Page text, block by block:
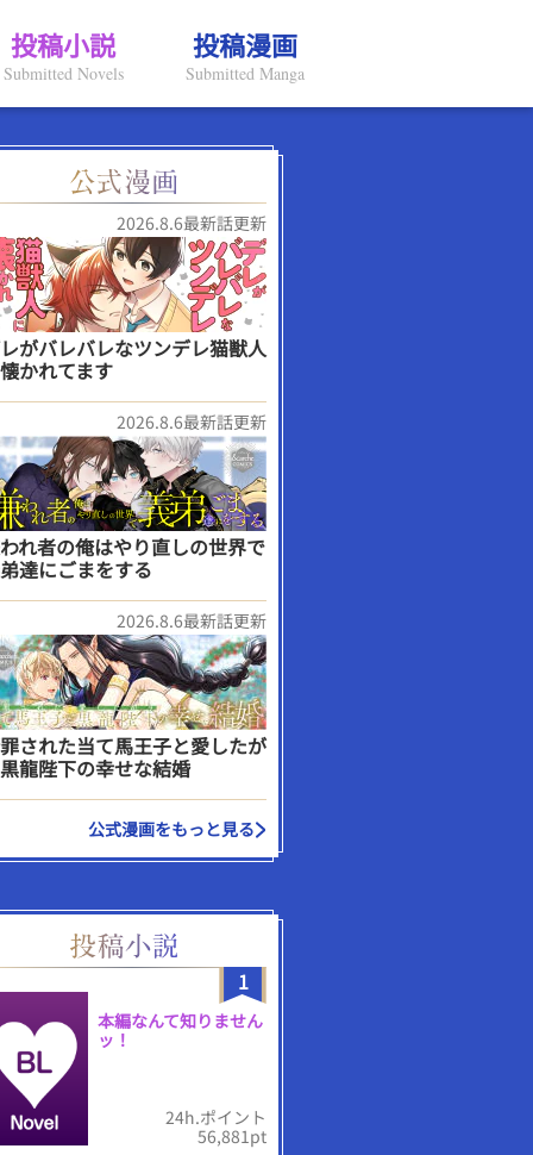
投稿小説
Submitted Novels
投稿漫画
Submitted Manga
2026.8.6最新話更新
がバレバレなツンデレ猫獣人
かれてます
2026.8.6最新話更新
れ者の俺はやり直しの世界で
達にごまをする
2026.8.6最新話更新
された当て馬王子と愛したが
龍陛下の幸せな結婚
公式漫画をもっと見る
1
本編なんて知りません
ッ！
24h.ポイント
56,881pt